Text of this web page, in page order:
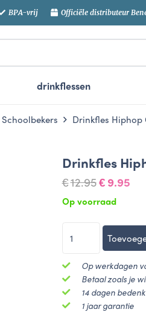
BPA-vrij Officiële distributeur
drinkflessen
Schoolbekers Drinkfles Hiphop
Drinkfles
€12.95
prijs
€12.95.
€ 9.95
Op voorraad
Hiphop
Girl
430
ml
aantal
Op werkdagen
Betaal zoals je
14 dagen
1 jaar garantie